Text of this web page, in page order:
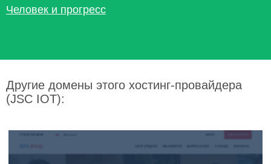
Человек и прогресс
Другие домены этого хостинг-провайдера
(JSC IOT):